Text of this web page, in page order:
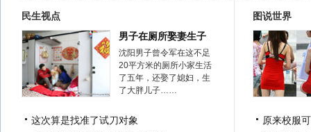
民生视点
男子在厕所娶妻生子
沈阳男子曾令军在这不足
20平方米的厕所小家生活
了五年，还娶了媳妇，生
了大胖儿子……
这次算是找准了试刀对象
图说世界
原来校服